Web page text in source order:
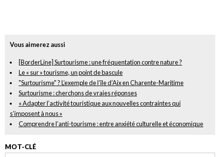
Vous aimerez aussi
[BorderLine] Surtourisme : une fréquentation contre nature ?
Le « sur » tourisme, un point de bascule
"Surtourisme" ? L’exemple de l’île d’Aix en Charente-Maritime
Surtourisme : cherchons de vraies réponses
« Adapter l’activité touristique aux nouvelles contraintes qui
s’imposent à nous »
Comprendre l’anti-tourisme : entre anxiété culturelle et économique
MOT-CLÉ